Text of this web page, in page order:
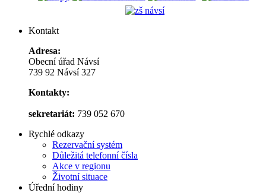
Kontakt
Adresa:
Obecní úřad Návsí
739 92 Návsí 327
Kontakty:
sekretariát: 739 052 670
Rychlé odkazy
Rezervační systém
Důležitá telefonní čísla
Akce v regionu
Životní situace
Úřední hodiny